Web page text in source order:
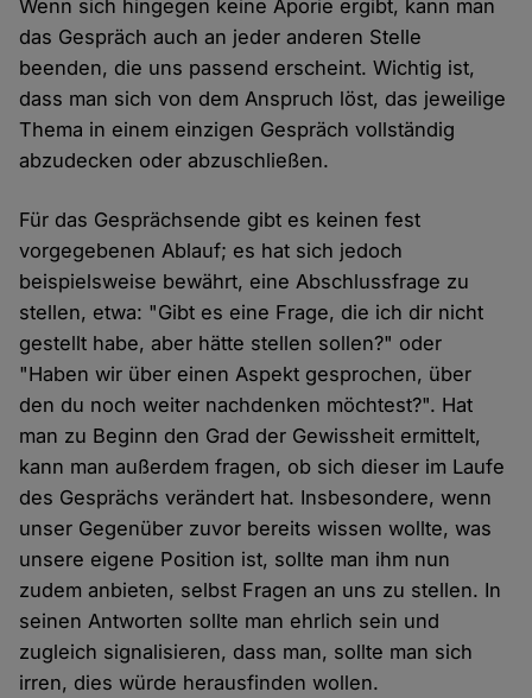
Wenn sich hingegen keine Aporie ergibt, kann man
das Gespräch auch an jeder anderen Stelle
beenden, die uns passend erscheint. Wichtig ist,
dass man sich von dem Anspruch löst, das jeweilige
Thema in einem einzigen Gespräch vollständig
abzudecken oder abzuschließen.
Für das Gesprächsende gibt es keinen fest
vorgegebenen Ablauf; es hat sich jedoch
beispielsweise bewährt, eine Abschlussfrage zu
stellen, etwa: "Gibt es eine Frage, die ich dir nicht
gestellt habe, aber hätte stellen sollen?" oder
"Haben wir über einen Aspekt gesprochen, über
den du noch weiter nachdenken möchtest?". Hat
man zu Beginn den Grad der Gewissheit ermittelt,
kann man außerdem fragen, ob sich dieser im Laufe
des Gesprächs verändert hat. Insbesondere, wenn
unser Gegenüber zuvor bereits wissen wollte, was
unsere eigene Position ist, sollte man ihm nun
zudem anbieten, selbst Fragen an uns zu stellen. In
seinen Antworten sollte man ehrlich sein und
zugleich signalisieren, dass man, sollte man sich
irren, dies würde herausfinden wollen.